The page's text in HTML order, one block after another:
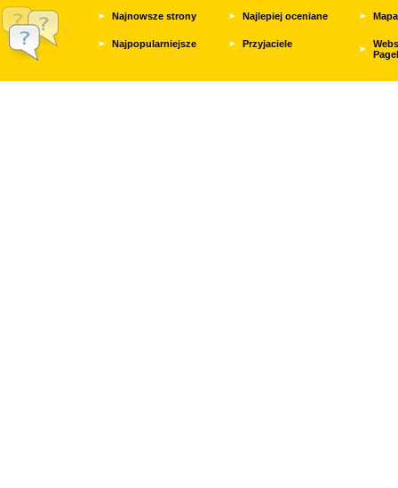
Najnowsze strony Najlepiej oceniane
Najpopularniejsze Przyjaciele